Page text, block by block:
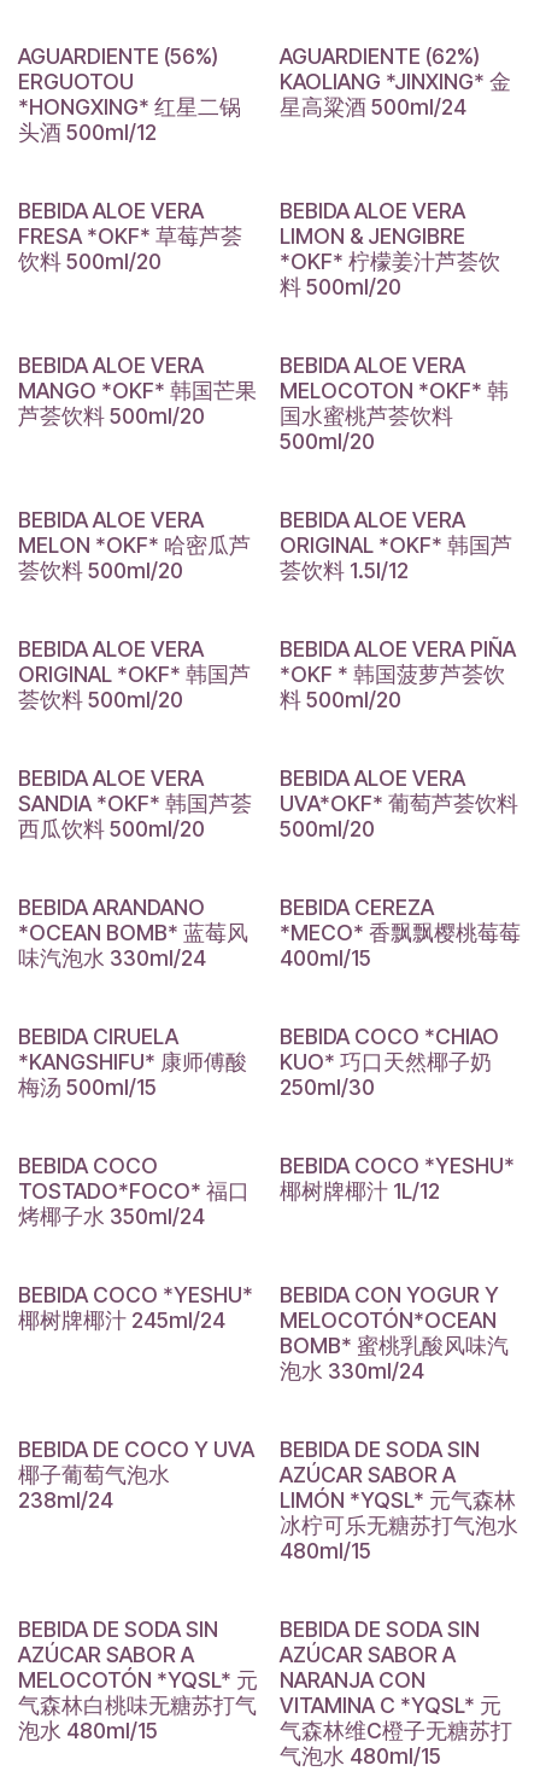
AGUARDIENTE (56%)
ERGUOTOU
*HONGXING* 红星二锅
头酒 500ml/12
AGUARDIENTE (62%)
KAOLIANG *JINXING* 金
星高粱酒 500ml/24
BEBIDA ALOE VERA
FRESA *OKF* 草莓芦荟
饮料 500ml/20
BEBIDA ALOE VERA
LIMON & JENGIBRE
*OKF* 柠檬姜汁芦荟饮
料 500ml/20
BEBIDA ALOE VERA
MANGO *OKF* 韩国芒果
芦荟饮料 500ml/20
BEBIDA ALOE VERA
MELOCOTON *OKF* 韩
国水蜜桃芦荟饮料
500ml/20
BEBIDA ALOE VERA
MELON *OKF* 哈密瓜芦
荟饮料 500ml/20
BEBIDA ALOE VERA
ORIGINAL *OKF* 韩国芦
荟饮料 1.5l/12
BEBIDA ALOE VERA
ORIGINAL *OKF* 韩国芦
荟饮料 500ml/20
BEBIDA ALOE VERA PIÑA
*OKF * 韩国菠萝芦荟饮
料 500ml/20
BEBIDA ALOE VERA
SANDIA *OKF* 韩国芦荟
西瓜饮料 500ml/20
BEBIDA ALOE VERA
UVA*OKF* 葡萄芦荟饮料
500ml/20
BEBIDA ARANDANO
*OCEAN BOMB* 蓝莓风
味汽泡水 330ml/24
BEBIDA CEREZA
*MECO* 香飘飘樱桃莓莓
400ml/15
BEBIDA CIRUELA
*KANGSHIFU* 康师傅酸
梅汤 500ml/15
BEBIDA COCO *CHIAO
KUO* 巧口天然椰子奶
250ml/30
BEBIDA COCO
TOSTADO*FOCO* 福口
烤椰子水 350ml/24
BEBIDA COCO *YESHU*
椰树牌椰汁 1L/12
BEBIDA COCO *YESHU*
椰树牌椰汁 245ml/24
BEBIDA CON YOGUR Y
MELOCOTÓN*OCEAN
BOMB* 蜜桃乳酸风味汽
泡水 330ml/24
BEBIDA DE COCO Y UVA
椰子葡萄气泡水
238ml/24
BEBIDA DE SODA SIN
AZÚCAR SABOR A
LIMÓN *YQSL* 元气森林
冰柠可乐无糖苏打气泡水
480ml/15
BEBIDA DE SODA SIN
AZÚCAR SABOR A
MELOCOTÓN *YQSL* 元
气森林白桃味无糖苏打气
泡水 480ml/15
BEBIDA DE SODA SIN
AZÚCAR SABOR A
NARANJA CON
VITAMINA C *YQSL* 元
气森林维C橙子无糖苏打
气泡水 480ml/15